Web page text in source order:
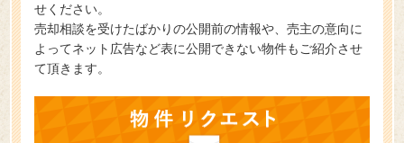
せください。
売却相談を受けたばかりの公開前の情報や、売主の意向に
よってネット広告など表に公開できない物件もご紹介させ
て頂きます。